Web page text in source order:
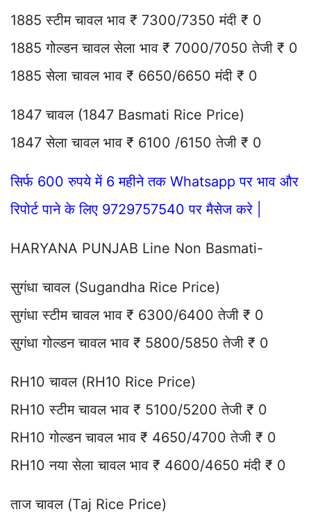
1885 स्टीम चावल भाव ₹ 7300/7350 मंदी ₹ 0
1885 गोल्डन चावल सेला भाव ₹ 7000/7050 तेजी ₹ 0
1885 सेला चावल भाव ₹ 6650/6650 मंदी ₹ 0
1847 चावल (1847 Basmati Rice Price)
1847 सेला चावल भाव ₹ 6100 /6150 तेजी ₹ 0
सिर्फ 600 रुपये में 6 महीने तक Whatsapp पर भाव और
रिपोर्ट पाने के लिए 9729757540 पर मैसेज करे |
HARYANA PUNJAB Line Non Basmati-
सुगंधा चावल (Sugandha Rice Price)
सुगंधा स्टीम चावल भाव ₹ 6300/6400 तेजी ₹ 0
सुगंधा गोल्डन चावल भाव ₹ 5800/5850 तेजी ₹ 0
RH10 चावल (RH10 Rice Price)
RH10 स्टीम चावल भाव ₹ 5100/5200 तेजी ₹ 0
RH10 गोल्डन चावल भाव ₹ 4650/4700 तेजी ₹ 0
RH10 नया सेला चावल भाव ₹ 4600/4650 मंदी ₹ 0
ताज चावल (Taj Rice Price)